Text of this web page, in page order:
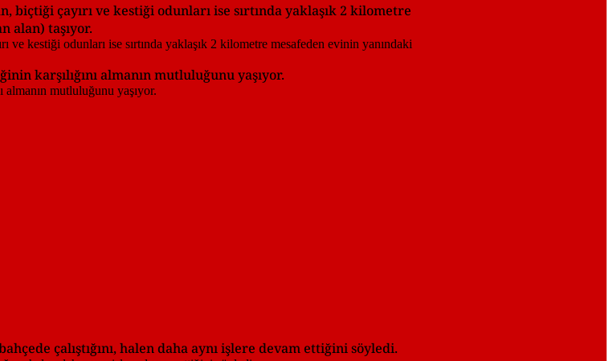
biçtiği çayırı ve kestiği odunları ise sırtında yaklaşık 2 kilometre
alan) taşıyor.
karşılığını almanın mutluluğunu yaşıyor.
çalıştığını, halen daha aynı işlere devam ettiğini söyledi.